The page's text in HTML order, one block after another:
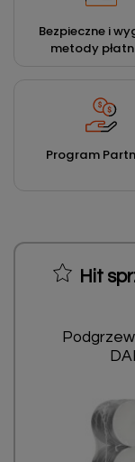
Bezpieczne i
metody
Program
Hit